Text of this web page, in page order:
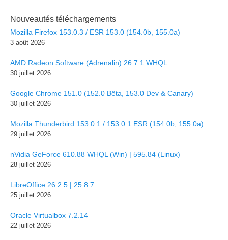
Nouveautés téléchargements
Mozilla Firefox 153.0.3 / ESR 153.0 (154.0b, 155.0a)
3 août 2026
AMD Radeon Software (Adrenalin) 26.7.1 WHQL
30 juillet 2026
Google Chrome 151.0 (152.0 Bêta, 153.0 Dev & Canary)
30 juillet 2026
Mozilla Thunderbird 153.0.1 / 153.0.1 ESR (154.0b, 155.0a)
29 juillet 2026
nVidia GeForce 610.88 WHQL (Win) | 595.84 (Linux)
28 juillet 2026
LibreOffice 26.2.5 | 25.8.7
25 juillet 2026
Oracle Virtualbox 7.2.14
22 juillet 2026